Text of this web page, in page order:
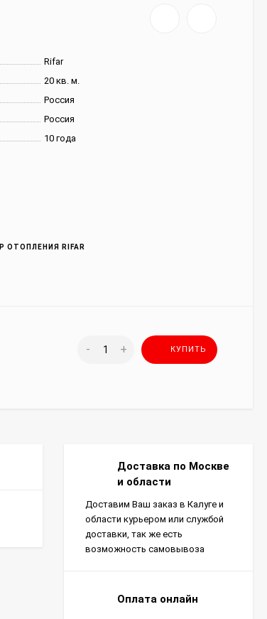
Rifar
20 кв. м.
Россия
Россия
10 года
ОТОПЛЕНИЯ RIFAR
- + КУПИТЬ
Доставка по Москве
и области
Доставим Ваш заказ в Калуге и
области курьером или службой
доставки, так же есть
возможность самовывоза
Оплата онлайн